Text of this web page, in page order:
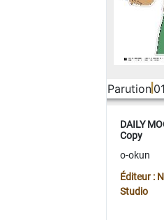
Parution
DAILY
Copy
o-okun
Éditeur :
Studio